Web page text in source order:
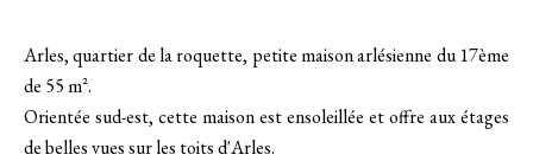
Arles, quartier de la roquette, petite maison arlésienne du 17ème
de 55 m².
Orientée sud-est, cette maison est ensoleillée et offre aux étages
de belles vues sur les toits d'Arles.